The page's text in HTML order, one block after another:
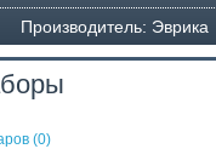
Производитель: Эврика
(0)